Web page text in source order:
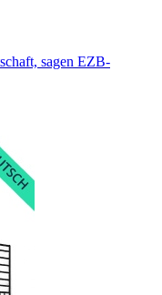
sagen EZB-